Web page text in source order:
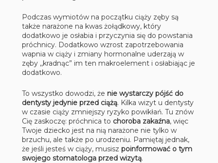
Podczas wymiotów na początku ciąży zęby są
także narażone na kwas żołądkowy, który
dodatkowo je osłabia i przyczynia się do powstania
próchnicy. Dodatkowo wzrost zapotrzebowania
wapnia w ciąży i zmiany hormonalne uderzają w
zęby ,,kradnąc” im ten makroelement i osłabiając je
dodatkowo.
To wszystko dowodzi, że nie wystarczy pójść do
dentysty jedynie przed ciążą. Kilka wizyt u dentysty
w czasie ciąży zmniejszy ryzyko powikłań. Tu znów
Cię zaskoczę: próchnica to choroba zakaźna, więc
Twoje dziecko jest na nią narażone nie tylko w
brzuchu, ale także po urodzeniu. Pamiętaj jednak,
że jeśli jesteś w ciąży, musisz poinformować o tym
swojego stomatologa przed wizytą.